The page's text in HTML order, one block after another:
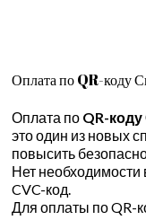
Оплата по QR-коду
Оплата по QR-
это один из новых
повысить
Нет необходимости
CVC-код.
Для оплаты по QR-